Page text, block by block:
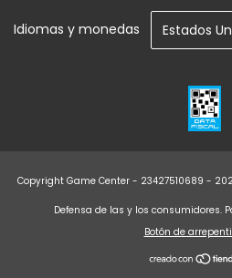
Idiomas y monedas
Copyright Game Center - 23427510689 -
Defensa de las y los consumidores.
Botón de